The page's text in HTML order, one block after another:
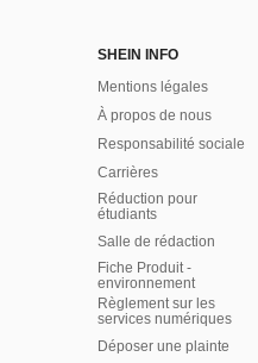
SHEIN INFO
Mentions légales
À propos de nous
Responsabilité sociale
Carrières
Réduction pour
étudiants
Salle de rédaction
Fiche Produit -
environnement
Règlement sur les
services numériques
Déposer une plainte